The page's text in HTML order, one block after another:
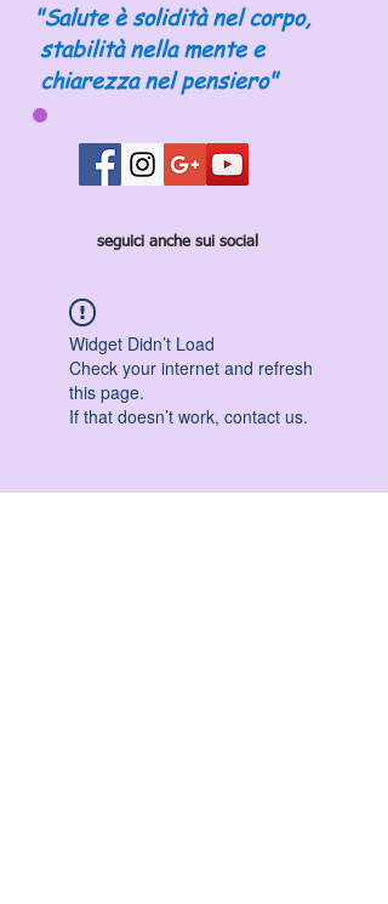
"Salute è solidità nel corpo,
stabilità nella mente e
chiarezza nel pensiero"
seguici anche sui social
Widget Didn’t Load
Check your internet and refresh
this page.
If that doesn’t work, contact us.